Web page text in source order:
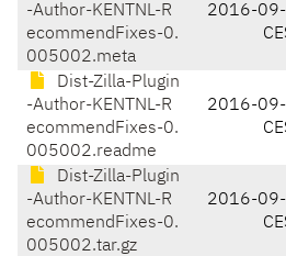
-Author-KENTNL-R
ecommendFixes-0.
005002.meta
2016-
Dist-Zilla-Plugin
-Author-KENTNL-R
ecommendFixes-0.
005002.readme
2016-
Dist-Zilla-Plugin
-Author-KENTNL-R
ecommendFixes-0.
005002.tar.gz
2016-